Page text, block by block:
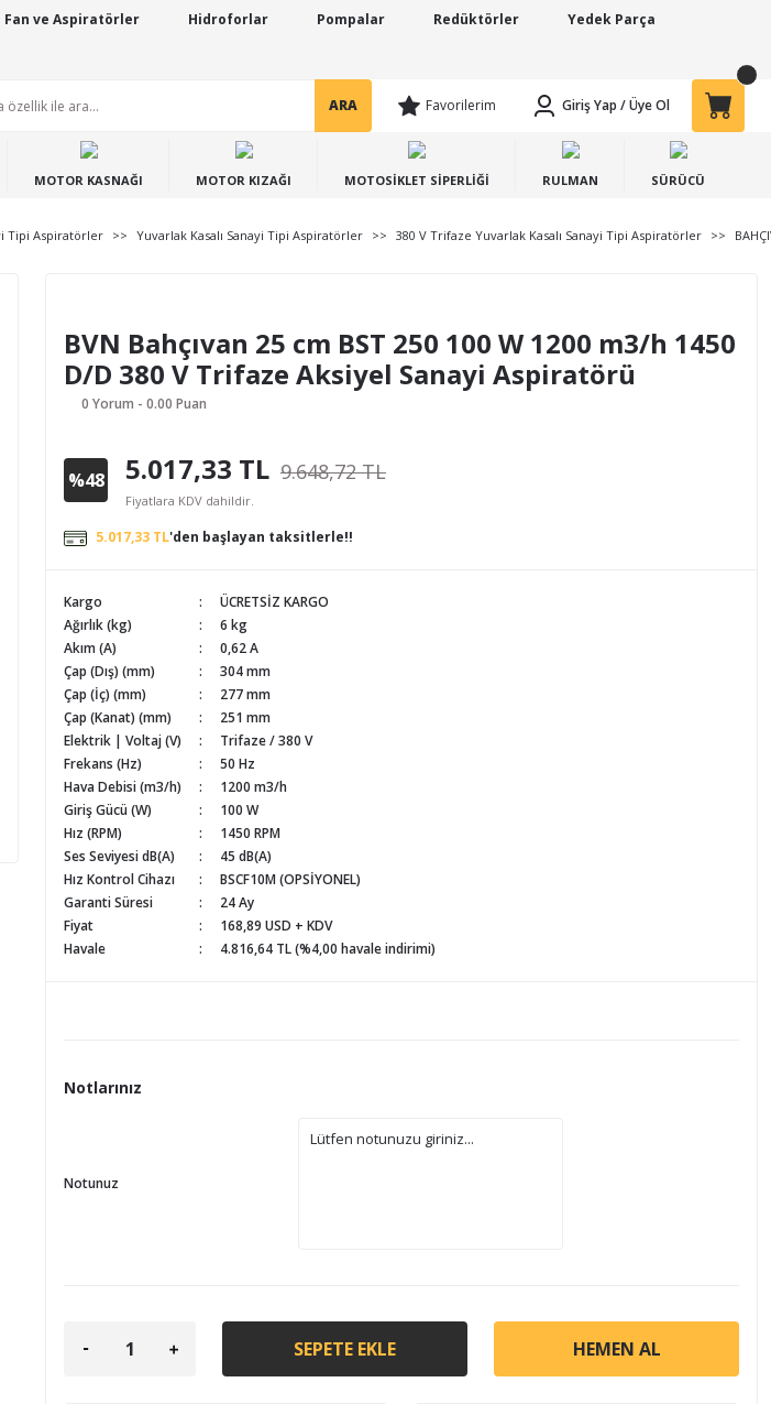
Fan ve Aspiratörler Hidroforlar Pompalar Redüktörler Yedek Parça
ARA Favorilerim Giriş Yap /Üye Ol
MOTOR KASNAĞI MOTOR KIZAĞI MOTOSİKLET SİPERLİĞİ RULMAN SÜRÜCÜ
Tipi Aspiratörler Yuvarlak Kasalı Sanayi Tipi Aspiratörler 380 V Trifaze Yuvarlak Kasalı Sanayi Tipi Aspiratörler
BVN Bahçıvan 25 cm BST 250 100 W 1200 m3/h 1450
D/D 380 V Trifaze Aksiyel Sanayi Aspiratörü
0 Yorum - 0.00 Puan
%48 5.017,33 TL 9.648,72 TL
Fiyatlara KDV dahildir.
5.017,33 TL'den başlayan taksitlerle!!
Kargo
ÜCRETSİZ KARGO
Ağırlık (kg)
6 kg
Akım (A)
0,62 A
Çap (Dış) (mm)
304 mm
Çap (İç) (mm)
277 mm
Çap (Kanat) (mm)
251 mm
Elektrik | Voltaj (V)
Trifaze / 380 V
Frekans (Hz)
50 Hz
Hava Debisi (m3/h)
1200 m3/h
Giriş Gücü (W)
100 W
Hız (RPM)
1450 RPM
Ses Seviyesi dB(A)
45 dB(A)
Hız Kontrol Cihazı
BSCF10M (OPSİYONEL)
Garanti Süresi
24 Ay
Fiyat
168,89 USD + KDV
Havale
4.816,64 TL (%4,00 havale indirimi)
Notlarınız
Notunuz
SEPETE EKLE HEMEN AL